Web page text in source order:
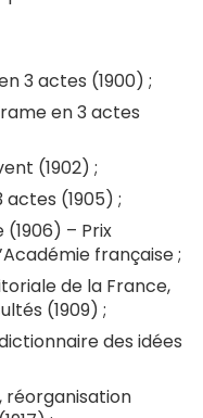
3 actes (1900) ;
en 3 actes
(1902) ;
actes (1905) ;
(1906) – Prix
française ;
de la France,
(1909) ;
des idées
réorganisation